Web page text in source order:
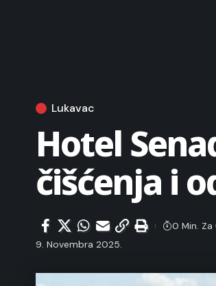
Lukavac
Hotel
čišćenja i
9. Novembra 2025.
0 Min. Za